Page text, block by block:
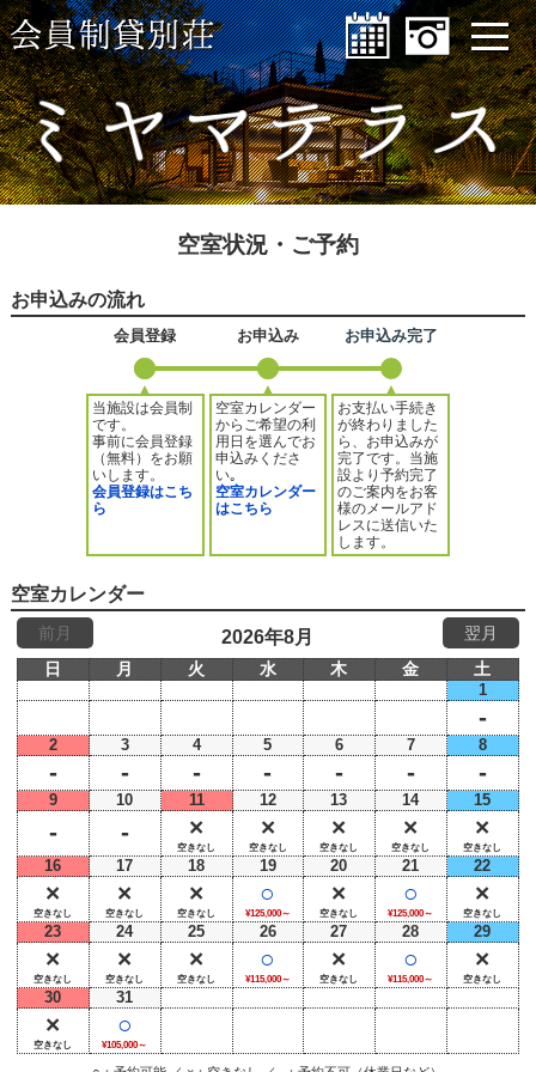
アクセス
特定商取引法に基づく表記 プライバシーポリシー
空室状況・ご予約
お申込みの流れ
会員登録
当施設は会員制
です。
事前に会員登録
（無料）をお願
いします。
会員登録はこち
ら
お申込み
空室カレンダー
からご希望の利
用日を選んでお
申込みくださ
い｡
空室カレンダー
はこちら
お申込み完了
お支払い手続き
が終わりました
ら、お申込みが
完了です。当施
設より予約完了
のご案内をお客
様のメールアド
レスに送信いた
します。
空室カレンダー
2026年8月
日 月 火 水 木 金
土
1
-
2 3 4 5 6 7 8
- - - - - - -
9 10 11 12 13 14 15
- - ×
空きなし
×
空きなし
×
空きなし
×
空きなし
×
空きなし
16 17 18 19 20 21 22
×
空きなし
×
空きなし
×
空きなし
○
¥125,000～
×
空きなし
○
¥125,000～
×
空きなし
23 24 25 26 27 28 29
×
空きなし
×
空きなし
×
空きなし
○
¥115,000～
×
空きなし
○
¥115,000～
×
空きなし
30 31
×
空きなし
○
¥105,000～